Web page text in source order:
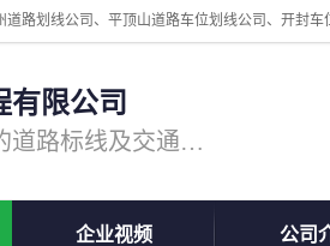
有限公司
专注道路标线施工，专业的道路标线及交通设施施工服务商!
企业视频 公司